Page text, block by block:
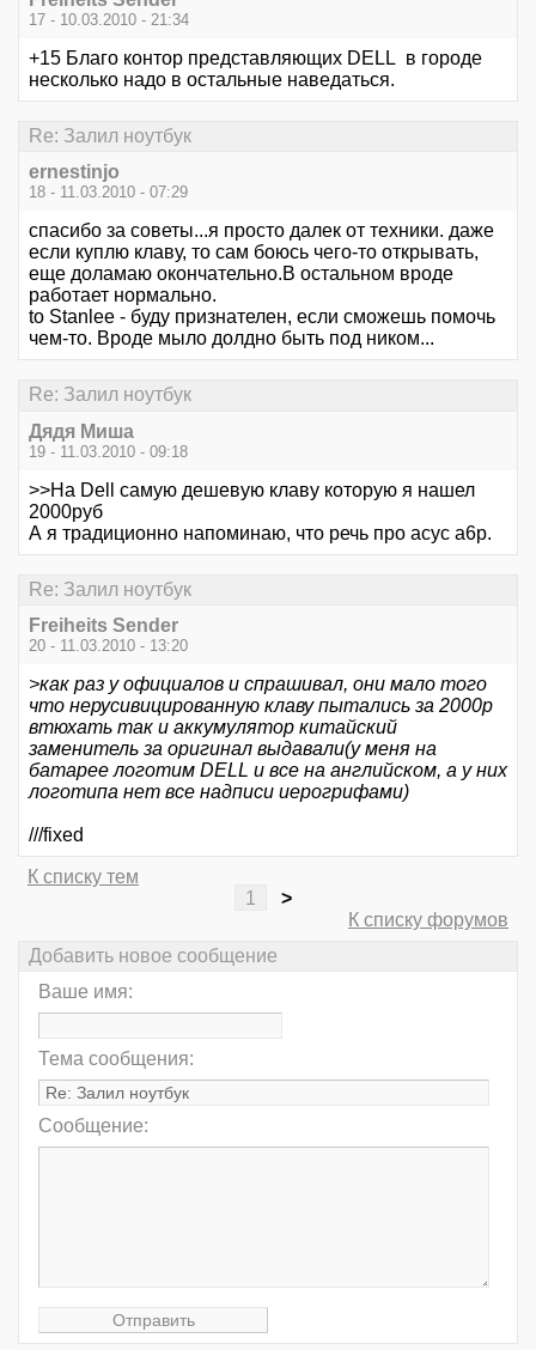
17 - 10.03.2010 - 21:34
+15 Благо контор представляющих DELL в городе
несколько надо в остальные наведаться.
Re: Залил ноутбук
ernestinjo
18 - 11.03.2010 - 07:29
спасибо за советы...я просто далек от техники. даже
если куплю клаву, то сам боюсь чего-то открывать,
еще доламаю окончательно.В остальном вроде
работает нормально.
to Stanlee - буду признателен, если сможешь помочь
чем-то. Вроде мыло долдно быть под ником...
Re: Залил ноутбук
Дядя Миша
19 - 11.03.2010 - 09:18
>>На Dell самую дешевую клаву которую я нашел
2000руб
А я традиционно напоминаю, что речь про асус а6р.
Re: Залил ноутбук
Freiheits Sender
20 - 11.03.2010 - 13:20
>как раз у официалов и спрашивал, они мало того
что нерусивицированную клаву пытались за 2000р
втюхать так и аккумулятор китайский
заменитель за оригинал выдавали(у меня на
батарее логотим DELL и все на английском, а у них
логотипа нет все надписи иерогрифами)
///fixed
К списку тем
1
>
К списку форумов
Добавить новое сообщение
Ваше имя:
Тема сообщения:
Сообщение: